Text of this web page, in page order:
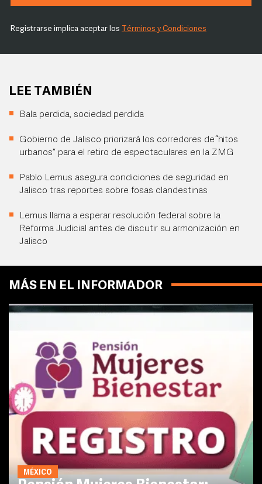
Registrarse implica aceptar los Términos y Condiciones
LEE TAMBIÉN
Bala perdida, sociedad perdida
Gobierno de Jalisco priorizará los corredores de “hitos
urbanos” para el retiro de espectaculares en la ZMG
Pablo Lemus asegura condiciones de seguridad en
Jalisco tras reportes sobre fosas clandestinas
Lemus llama a esperar resolución federal sobre la
Reforma Judicial antes de discutir su armonización en
Jalisco
MÁS EN EL INFORMADOR
MÉXICO